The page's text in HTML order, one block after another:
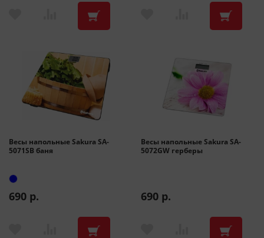
Весы напольные Sakura SA-
5071SB баня
690 р.
Весы напольные Sakura SA-
5072GW герберы
690 р.